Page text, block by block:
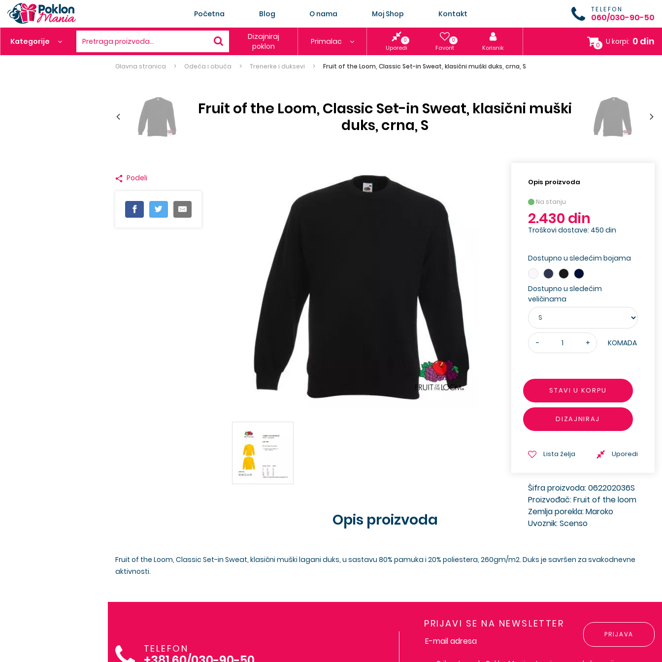
Početna Blog O nama Moj Shop Kontakt TELEFON
060/030-90-50
Kategorije Pretraga proizvoda…
Dizajniraj
poklon
Primalac 0
Uporedi
0
Favorit Korisnik 0 U korpi: 0 din
Glavna stranica Odeća i obuća Trenerke i duksevi Fruit of the Loom, Classic Set-in Sweat, klasični muški duks, crna, S
Fruit of the Loom, Classic Set-in Sweat, klasični muški
duks, crna, S
Podeli Opis proizvoda
Na stanju
2.430 din
Troškovi dostave: 450 din
Dostupno u sledećim bojama
Dostupno u sledećim
veličinama
- + KOMADA
STAVI U KORPU
DIZAJNIRAJ
Lista želja Uporedi
Šifra proizvoda: 062202036S
Proizvođač: Fruit of the loom
Zemlja porekla: Maroko
Uvoznik: Scenso
Opis proizvoda
Fruit of the Loom, Classic Set-in Sweat, klasični muški lagani duks, u sastavu 80% pamuka i 20% poliestera, 260gm/m2. Duks je savršen za svakodnevne
aktivnosti.
TELEFON
PRIJAVI SE NA NEWSLETTER
PRIJAVA